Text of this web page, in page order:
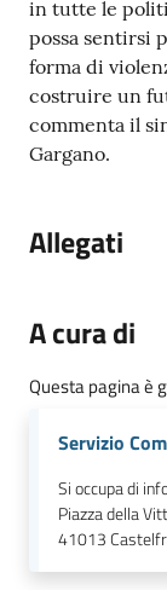
in tutte le
possa sentirsi
forma di
costruire un
commenta il
Gargano.
Allegati
A cura di
Questa pagina è
Servizio
Si occupa di
Piazza della
41013